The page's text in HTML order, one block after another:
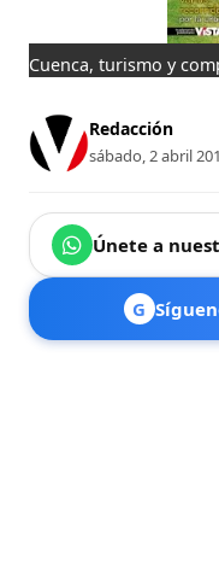
Cuenca, turismo y
Redacción
sábado, 2 abril
Únete a
G